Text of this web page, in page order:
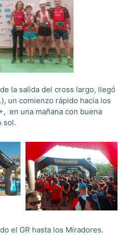
la salida del cross largo, llegó
un comienzo rápido hacia los
en una mañana con buena
sol.
el GR hasta los Miradores.